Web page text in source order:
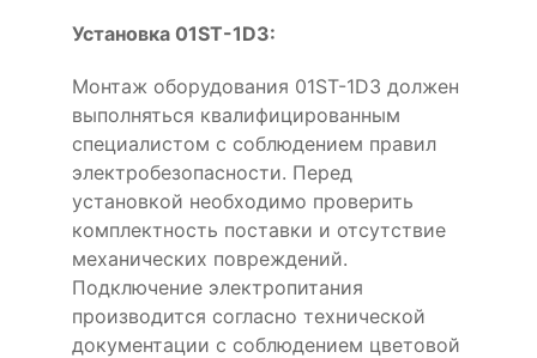
Установка 01ST-1D3:
Монтаж оборудования 01ST-1D3 должен
выполняться квалифицированным
специалистом с соблюдением правил
электробезопасности. Перед
установкой необходимо проверить
комплектность поставки и отсутствие
механических повреждений.
Подключение электропитания
производится согласно технической
документации с соблюдением цветовой